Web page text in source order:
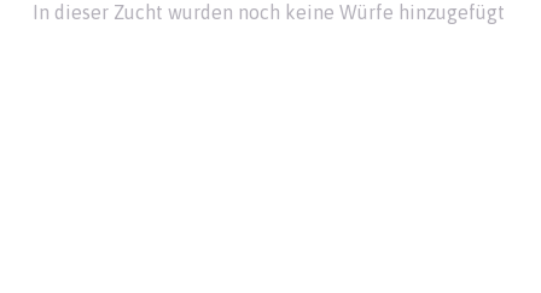
In dieser Zucht wurden noch keine Würfe hinzugefügt